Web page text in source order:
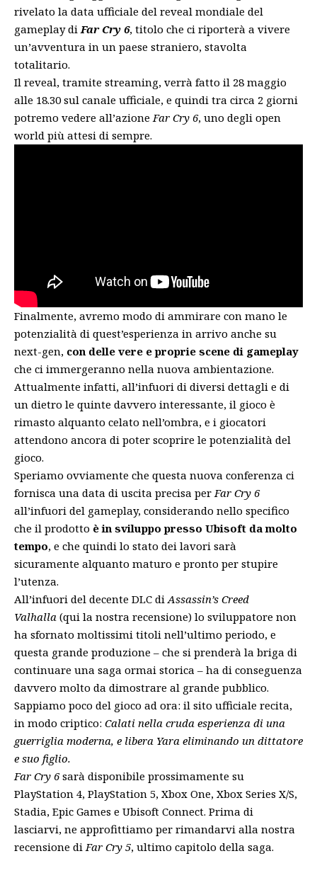
rivelato la data ufficiale del reveal mondiale del
gameplay di Far Cry 6, titolo che ci riporterà a vivere
un’avventura in un paese straniero, stavolta
totalitario.
Il reveal, tramite streaming, verrà fatto il 28 maggio
alle 18.30 sul canale ufficiale, e quindi tra circa 2 giorni
potremo vedere all’azioneFar Cry 6, uno degli open
world più attesi di sempre.
Finalmente, avremo modo di ammirare con mano le
potenzialità di quest’esperienza in arrivo anche su
next-gen, con delle vere e proprie scene di gameplay
che ci immergeranno nella nuova ambientazione.
Attualmente infatti, all’infuori di diversi dettagli e di
un dietro le quinte davvero interessante, il gioco è
rimasto alquanto celato nell’ombra, e i giocatori
attendono ancora di poter scoprire le potenzialità del
gioco.
Speriamo ovviamente che questa nuova conferenza ci
fornisca una data di uscita precisa per Far Cry 6
all’infuori del gameplay, considerando nello specifico
che il prodotto è in sviluppo presso Ubisoft da molto
tempo, e che quindi lo stato dei lavori sarà
sicuramente alquanto maturo e pronto per stupire
l’utenza.
All’infuori del decente DLC di Assassin’s Creed
Valhalla (qui la nostra recensione) lo sviluppatore non
ha sfornato moltissimi titoli nell’ultimo periodo, e
questa grande produzione – che si prenderà la briga di
continuare una saga ormai storica – ha di conseguenza
davvero molto da dimostrare al grande pubblico.
Sappiamo poco del gioco ad ora: il sito ufficiale recita,
in modo criptico: Calati nella cruda esperienza di una
guerriglia moderna, e libera Yara eliminando un dittatore
e suo figlio.
Far Cry 6sarà disponibile prossimamente su
PlayStation 4, PlayStation 5, Xbox One, Xbox Series X/S,
Stadia, Epic Games e Ubisoft Connect. Prima di
lasciarvi, ne approfittiamo per rimandarvi alla nostra
recensione di Far Cry 5, ultimo capitolo della saga.